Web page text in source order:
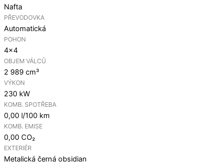
Nafta
PŘEVODOVKA
Automatická
POHON
4×4
OBJEM VÁLCŮ
2 989 cm³
VÝKON
230 kW
KOMB. SPOTŘEBA
0,00 l/100 km
KOMB. EMISE
0,00 CO₂
EXTERIÉR
Metalická černá obsidian